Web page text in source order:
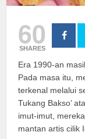
60
SHARES
Era 1990-an
Pada masa itu,
terkenal melalui
Tukang Bakso’
imut-imut,
mantan artis cilik